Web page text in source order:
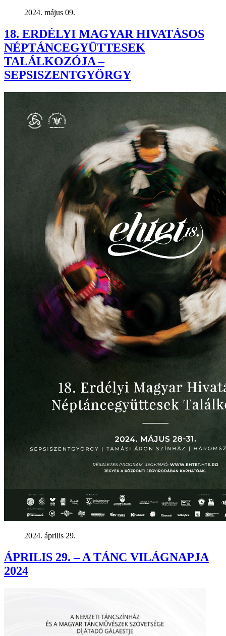
2024. május 09.
18. ERDÉLYI MAGYAR HIVATÁSOS
NÉPTÁNCEGYÜTTESEK
TALÁLKOZÓJA –
SEPSISZENTGYÖRGY
2024. április 29.
ÁPRILIS 29. – A TÁNC VILÁGNAPJA
2024